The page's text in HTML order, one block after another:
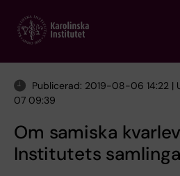
main
Publicerad: 2019-08-06 14:22
07 09:39
Om samiska
Institutets